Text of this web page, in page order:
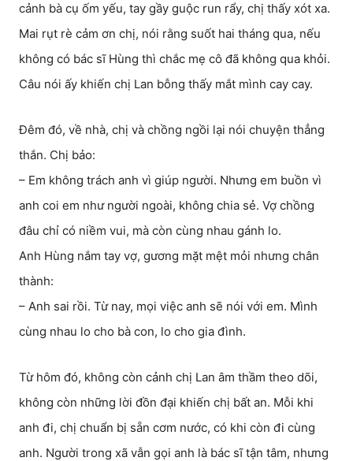
cảnh bà cụ ốm yếu, tay gầy guộc run rẩy, chị thấy xót xa.
Mai rụt rè cảm ơn chị, nói rằng suốt hai tháng qua, nếu
không có bác sĩ Hùng thì chắc mẹ cô đã không qua khỏi.
Câu nói ấy khiến chị Lan bỗng thấy mắt mình cay cay.
Đêm đó, về nhà, chị và chồng ngồi lại nói chuyện thẳng
thắn. Chị bảo:
– Em không trách anh vì giúp người. Nhưng em buồn vì
anh coi em như người ngoài, không chia sẻ. Vợ chồng
đâu chỉ có niềm vui, mà còn cùng nhau gánh lo.
Anh Hùng nắm tay vợ, gương mặt mệt mỏi nhưng chân
thành:
– Anh sai rồi. Từ nay, mọi việc anh sẽ nói với em. Mình
cùng nhau lo cho bà con, lo cho gia đình.
Từ hôm đó, không còn cảnh chị Lan âm thầm theo dõi,
không còn những lời đồn đại khiến chị bất an. Mỗi khi
anh đi, chị chuẩn bị sẵn cơm nước, có khi còn đi cùng
anh. Người trong xã vẫn gọi anh là bác sĩ tận tâm, nhưng